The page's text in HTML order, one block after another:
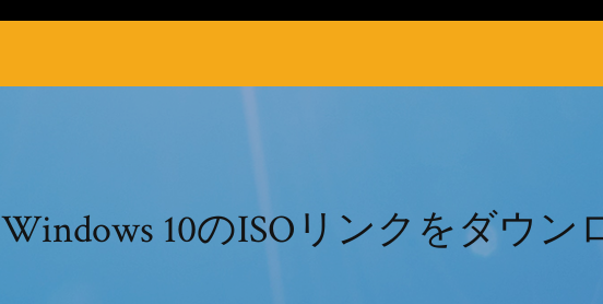
Windows 10のISOリンクをダウ